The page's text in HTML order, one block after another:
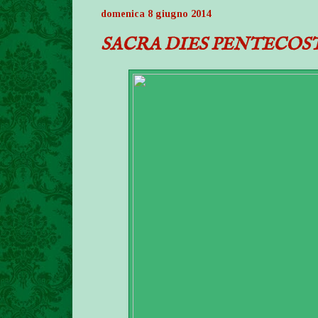
domenica 8 giugno 2014
SACRA DIES